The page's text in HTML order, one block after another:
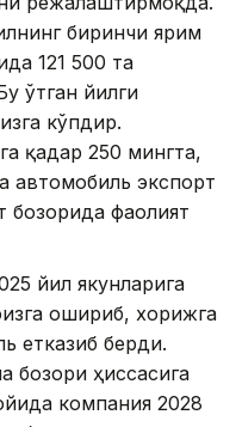
биринчи ярим
121 500 та
ўтган йилги
кўпдир.
қадар 250 мингта,
автомобиль экспорт
бозорида фаолият
йил якунларига
ошириб, хорижга
етказиб берди.
бозори ҳиссасига
компания 2028